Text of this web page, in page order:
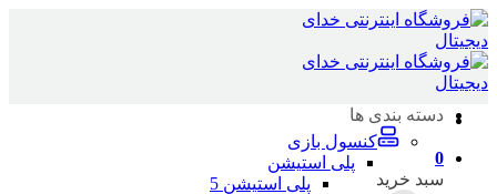
Skip
to
content
0
سبد خرید
دسته بندی ها
کنسول بازی
پلی استیشن
پلی استیشن 5